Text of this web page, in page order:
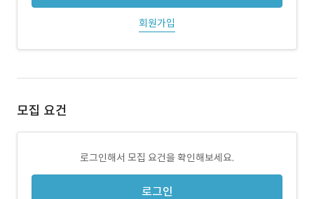
회원가입
모집 요건
로그인해서 모집 요건을 확인해보세요.
로그인